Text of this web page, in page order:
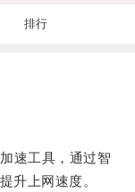
排行
速工具，通过智
升上网速度。